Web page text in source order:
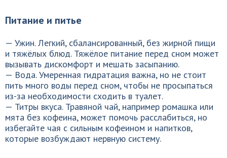
Питание и питье
— Ужин. Легкий, сбалансированный, без жирной пищи
и тяжёлых блюд. Тяжёлое питание перед сном может
вызывать дискомфорт и мешать засыпанию.
— Вода. Умеренная гидратация важна, но не стоит
пить много воды перед сном, чтобы не просыпаться
из-за необходимости сходить в туалет.
— Титры вкуса. Травяной чай, например ромашка или
мята без кофеина, может помочь расслабиться, но
избегайте чая с сильным кофеином и напитков,
которые возбуждают нервную систему.